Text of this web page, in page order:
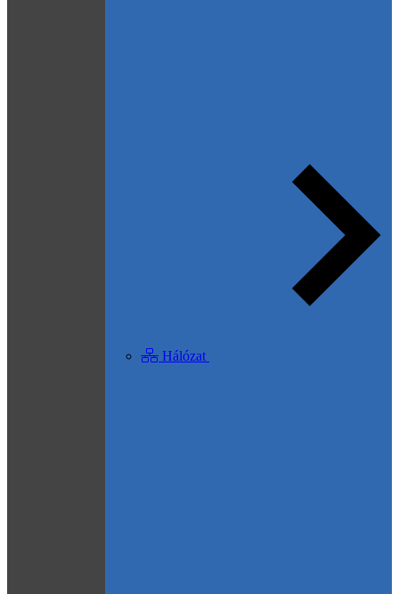
Hálózat